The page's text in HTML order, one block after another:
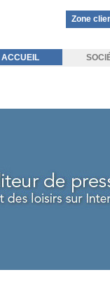
Zone
ACCUEIL